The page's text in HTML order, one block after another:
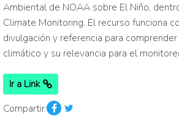
Ambiental de NOAA sobre El Niño,
Climate Monitoring. El recurso funciona
divulgación y referencia para
climático y su relevancia para el
Ir a Link
Compartir: